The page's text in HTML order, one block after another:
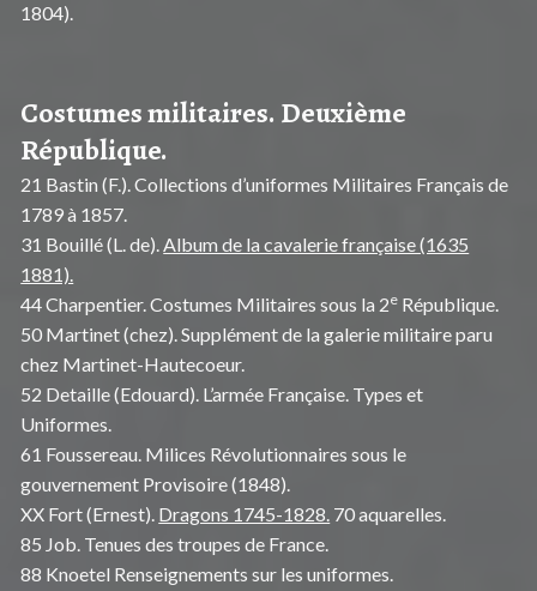
1804).
Costumes militaires. Deuxième
République.
21 Bastin (F.). Collections d’uniformes Militaires Français de
1789 à 1857.
31 Bouillé (L. de).Album de la cavalerie française (1635
1881).
44 Charpentier. Costumes Militaires sous la 2e République.
50 Martinet (chez). Supplément de la galerie militaire paru
chez Martinet-Hautecoeur.
52 Detaille (Edouard). L’armée Française. Types et
Uniformes.
61 Foussereau. Milices Révolutionnaires sous le
gouvernement Provisoire (1848).
XX Fort (Ernest). Dragons 1745-1828. 70 aquarelles.
85 Job. Tenues des troupes de France.
88 Knoetel Renseignements sur les uniformes.